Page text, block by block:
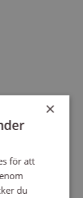
×
för att
du